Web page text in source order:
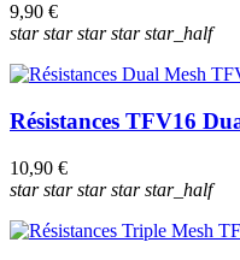
9,90 €
starstarstarstarstar_half
Résistances TFV16
10,90 €
starstarstarstarstar_half